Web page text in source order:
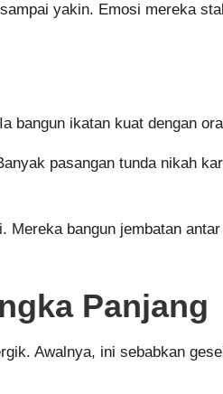
yakin. Emosi mereka
bangun ikatan kuat dengan
pasangan tunda nikah
bangun jembatan
Panjang
Awalnya, ini sebabkan